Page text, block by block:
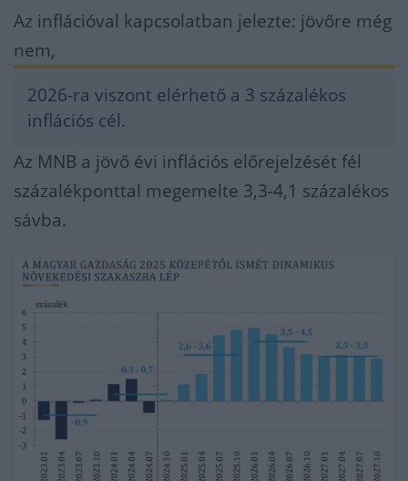
Az inflációval kapcsolatban jelezte: jövőre még
nem,
2026-ra viszont elérhető a 3 százalékos
inflációs cél.
Az MNB a jövő évi inflációs előrejelzését fél
százalékponttal megemelte 3,3-4,1 százalékos
sávba.